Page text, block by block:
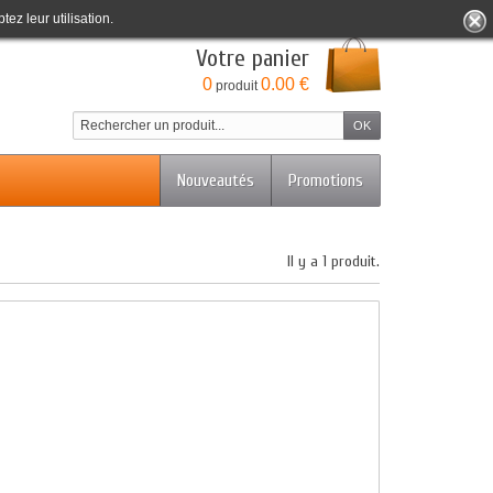
Bienvenue
Votre panier
0 produit0.00 €
Promotions
Nouveautés
leur utilisation.
Il y a 1 produit.